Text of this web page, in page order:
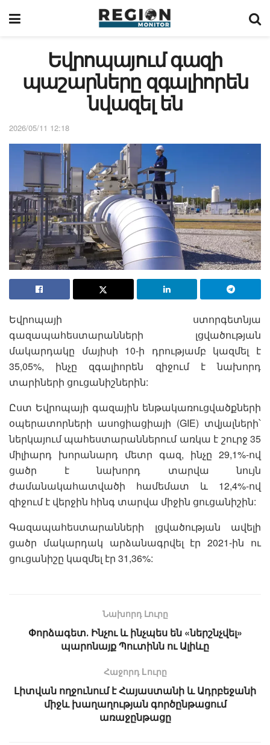
Եվրոպայում գազի
պաշարները զգալիորեն
նվազել են
2026/05/11 12:18
Եվրոպայի ստորգետնյա
գազապահեստարանների լցվածության
մակարդակը մայիսի 10-ի դրությամբ կազմել է
35,05%, ինչը զգալիորեն զիջում է նախորդ
տարիների ցուցանիշներին:
Ըստ Եվրոպայի գազային ենթակառուցվածքների
օպերատորների ասոցիացիայի (GIE) տվյալների՝
ներկայում պահեստարաններում առկա է շուրջ 35
միլիարդ խորանարդ մետր գազ, ինչը 29,1%-ով
ցածր է նախորդ տարվա նույն
ժամանակահատվածի համեմատ և 12,4%-ով
զիջում է վերջին հինգ տարվա միջին ցուցանիշին:
Գազապահեստարանների լցվածության ավելի
ցածր մակարդակ արձանագրվել էր 2021-ին ու
ցուցանիշը կազմել էր 31,36%:
Նախորդ Լուրը
Փորձագետ․ Ինչու և ինչպես են «ներշնչվել»
պարոնայք Պուտինն ու Ալիևը
Հաջորդ Lուրը
Լիտվան ողջունում է Հայաստանի և Ադրբեջանի
միջև խաղաղության գործընթացում
առաջընթացը